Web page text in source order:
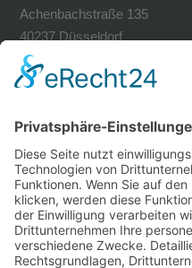
Achenbachstraße 135
40237 Düsseldorf
Tel. 0211-30200741
Fax 0211-30200749
RECHTLICHES
Impressum
Datenschutz
Datenschutz Social